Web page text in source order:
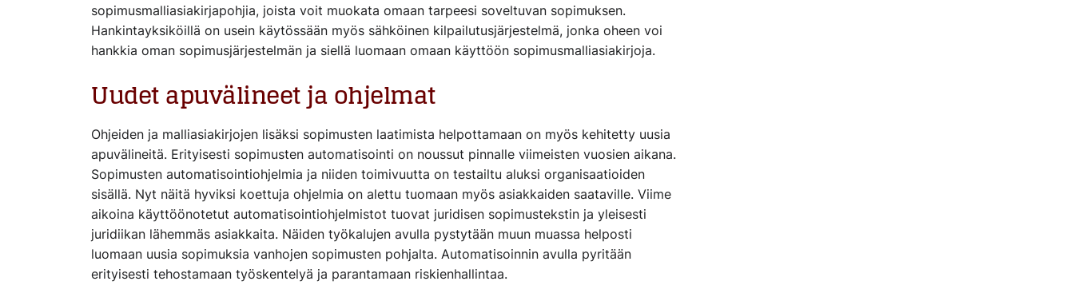
sopimusmalliasiakirjapohjia, joista voit muokata omaan tarpeesi soveltuvan sopimuksen.
Hankintayksiköillä on usein käytössään myös sähköinen kilpailutusjärjestelmä, jonka oheen voi
hankkia oman sopimusjärjestelmän ja siellä luomaan omaan käyttöön sopimusmalliasiakirjoja.
Uudet apuvälineet ja ohjelmat
Ohjeiden ja malliasiakirjojen lisäksi sopimusten laatimista helpottamaan on myös kehitetty uusia
apuvälineitä. Erityisesti sopimusten automatisointi on noussut pinnalle viimeisten vuosien aikana.
Sopimusten automatisointiohjelmia ja niiden toimivuutta on testailtu aluksi organisaatioiden
sisällä. Nyt näitä hyviksi koettuja ohjelmia on alettu tuomaan myös asiakkaiden saataville. Viime
aikoina käyttöönotetut automatisointiohjelmistot tuovat juridisen sopimustekstin ja yleisesti
juridiikan lähemmäs asiakkaita. Näiden työkalujen avulla pystytään muun muassa helposti
luomaan uusia sopimuksia vanhojen sopimusten pohjalta. Automatisoinnin avulla pyritään
erityisesti tehostamaan työskentelyä ja parantamaan riskienhallintaa.